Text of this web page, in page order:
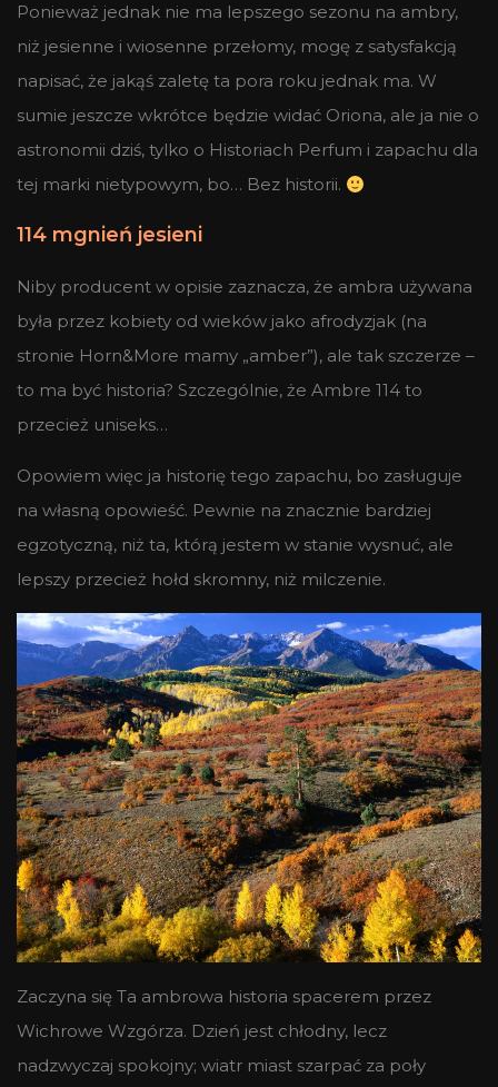
Ponieważ jednak nie ma lepszego sezonu na ambry,
niż jesienne i wiosenne przełomy, mogę z satysfakcją
napisać, że jakąś zaletę ta pora roku jednak ma. W
sumie jeszcze wkrótce będzie widać Oriona, ale ja nie o
astronomii dziś, tylko o Historiach Perfum i zapachu dla
tej marki nietypowym, bo… Bez historii.
114 mgnień jesieni
Niby producent w opisie zaznacza, że ambra używana
była przez kobiety od wieków jako afrodyzjak (na
stronie Horn&More mamy „amber”), ale tak szczerze –
to ma być historia? Szczególnie, że Ambre 114 to
przecież uniseks…
Opowiem więc ja historię tego zapachu, bo zasługuje
na własną opowieść. Pewnie na znacznie bardziej
egzotyczną, niż ta, którą jestem w stanie wysnuć, ale
lepszy przecież hołd skromny, niż milczenie.
Zaczyna się Ta ambrowa historia spacerem przez
Wichrowe Wzgórza. Dzień jest chłodny, lecz
nadzwyczaj spokojny; wiatr miast szarpać za poły